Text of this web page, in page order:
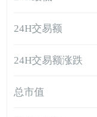
24H交易额
24H交易额涨跌
总市值